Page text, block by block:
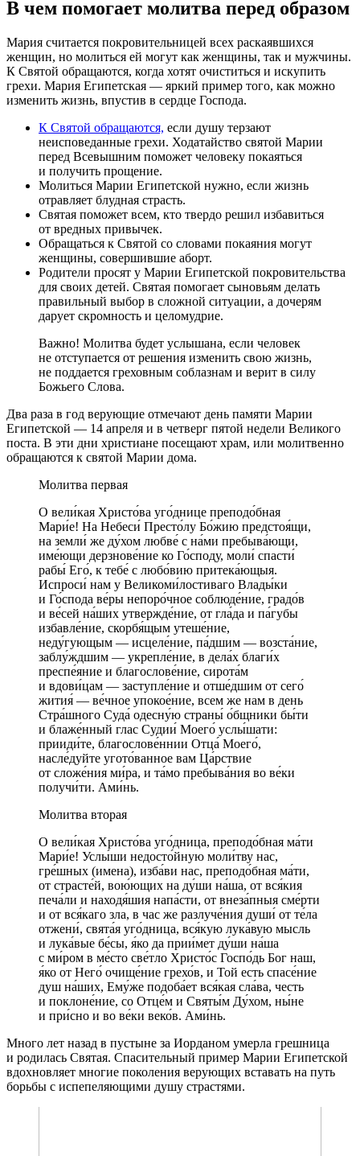
В чем помогает молитва перед образом
Мария считается покровительницей всех раскаявшихся
женщин, но молиться ей могут как женщины, так и мужчины.
К Святой обращаются, когда хотят очиститься и искупить
грехи. Мария Египетская — яркий пример того, как можно
изменить жизнь, впустив в сердце Господа.
К Святой обращаются, если душу терзают
неисповеданные грехи. Ходатайство святой Марии
перед Всевышним поможет человеку покаяться
и получить прощение.
Молиться Марии Египетской нужно, если жизнь
отравляет блудная страсть.
Святая поможет всем, кто твердо решил избавиться
от вредных привычек.
Обращаться к Святой со словами покаяния могут
женщины, совершившие аборт.
Родители просят у Марии Египетской покровительства
для своих детей. Святая помогает сыновьям делать
правильный выбор в сложной ситуации, а дочерям
дарует скромность и целомудрие.
Важно! Молитва будет услышана, если человек
не отступается от решения изменить свою жизнь,
не поддается греховным соблазнам и верит в силу
Божьего Слова.
Два раза в год верующие отмечают день памяти Марии
Египетской — 14 апреля и в четверг пятой недели Великого
поста. В эти дни христиане посещают храм, или молитвенно
обращаются к святой Марии дома.
Молитва первая
О вели́кая Христо́ва уго́днице преподо́бная
Мари́е! На Небеси́ Престо́лу Бо́жию предстоя́щи,
на земли́ же ду́хом любве́ с на́ми пребыва́ющи,
име́ющи дерзнове́ние ко Го́споду, моли́ спасти́
рабы́ Его́, к тебе́ с любо́вию притека́ющыя.
Испроси́ нам у Великоми́лостиваго Влады́ки
и Го́спода ве́ры непоро́чное соблюде́ние, градо́в
и ве́сей на́ших утвержде́ние, от гла́да и па́губы
избавле́ние, скорбя́щым утеше́ние,
неду́гующым — исцеле́ние, па́дшим — возста́ние,
заблу́ждшим — укрепле́ние, в дела́х благи́х
преспе́яние и благослове́ние, сирота́м
и вдови́цам — заступле́ние и отше́дшим от сего́
жития́ — ве́чное упокое́ние, всем же нам в день
Стра́шного Суда́ одесну́ю страны́ о́бщники бы́ти
и блаже́нный глас Судии́ Моего́ услы́шати:
прииди́те, благослове́ннии Отца́ Моего́,
насле́дуйте угото́ванное вам Ца́рствие
от сложе́ния ми́ра, и та́мо пребыва́ния во ве́ки
получи́ти. Ами́нь.
Молитва вторая
О вели́кая Христо́ва уго́дница, преподо́бная ма́ти
Мари́е! Услы́ши недосто́йную моли́тву нас,
гре́шных (имена), изба́ви нас, преподо́бная ма́ти,
от страсте́й, вою́ющих на ду́ши на́ша, от вся́кия
печа́ли и находя́шия напа́сти, от внеза́пныя сме́рти
и от вся́каго зла, в час же разлуче́ния души́ от те́ла
отжени́, свята́я уго́дница, вся́кую лука́вую мысль
и лука́вые бе́сы, я́ко да прии́мет ду́ши на́ша
с ми́ром в ме́сто све́тло Христо́с Госпо́дь Бог наш,
я́ко от Него́ очище́ние грехо́в, и Той есть спасе́ние
душ на́ших, Ему́же подоба́ет вся́кая сла́ва, честь
и поклоне́ние, со Отце́м и Святы́м Ду́хом, ны́не
и при́сно и во ве́ки веко́в. Ами́нь.
Много лет назад в пустыне за Иорданом умерла грешница
и родилась Святая. Спасительный пример Марии Египетской
вдохновляет многие поколения верующих вставать на путь
борьбы с испепеляющими душу страстями.